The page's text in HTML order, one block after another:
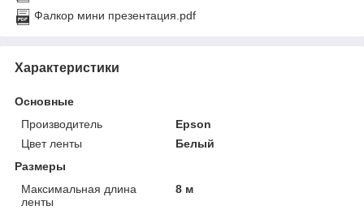
Фалкор мини презентация.pdf
Характеристики
Основные
Производитель
Epson
Цвет ленты
Белый
Размеры
Максимальная длина
ленты
8 м